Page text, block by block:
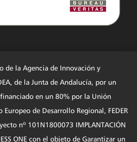
de la Agencia de Innovación y
de la Junta de Andalucía, por un
en un 80% por la Unión
Europeo de Desarrollo Regional, FEDER
nº 101N1800073 IMPLANTACIÓN
ONE con el objeto de Garantizar un